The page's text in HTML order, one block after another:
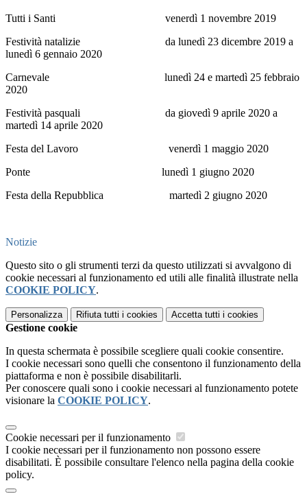
Tutti i Santi venerdì 1 novembre 2019
Festività natalizie da lunedì 23 dicembre 2019 a
lunedì 6 gennaio 2020
Carnevale lunedì 24 e martedì 25 febbraio
2020
Festività pasquali da giovedì 9 aprile 2020 a
martedì 14 aprile 2020
Festa del Lavoro venerdì 1 maggio 2020
Ponte lunedì 1 giugno 2020
Festa della Repubblica martedì 2 giugno 2020
Notizie
Questo sito o gli strumenti terzi da questo utilizzati si avvalgono di
cookie necessari al funzionamento ed utili alle finalità illustrate nella
COOKIE POLICY.
Personalizza Rifiuta tutti i cookies Accetta tutti i cookies
Gestione cookie
In questa schermata è possibile scegliere quali cookie consentire.
I cookie necessari sono quelli che consentono il funzionamento della
piattaforma e non è possibile disabilitarli.
Per conoscere quali sono i cookie necessari al funzionamento potete
visionare la COOKIE POLICY.
Cookie necessari per il funzionamento
I cookie necessari per il funzionamento non possono essere
disabilitati. È possibile consultare l'elenco nella pagina della cookie
policy.